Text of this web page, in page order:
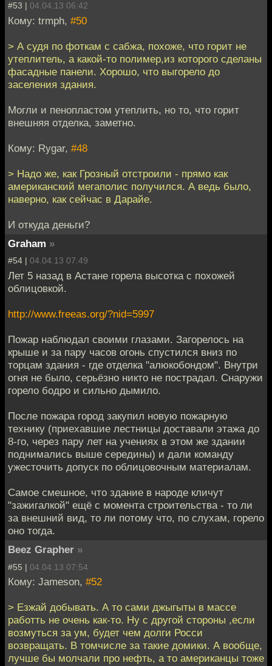
#53 | 04.04.13 06:42
Кому: trmph, #50
> А судя по фоткам с сабжа, похоже, что горит не
утеплитель, а какой-то полимер,из которого сделаны
фасадные панели. Хорошо, что выгорело до
заселения здания.
Могли и пенопластом утеплить, но то, что горит
внешняя отделка, заметно.
Кому: Rygar, #48
> Надо же, как Грозный отстроили - прямо как
американский мегаполис получился. А ведь было,
наверно, как сейчас в Дарайе.
И откуда деньги?
Graham »
#54 | 04.04.13 07:49
Лет 5 назад в Астане горела высотка с похожей
облицовкой.
http://www.freeas.org/?nid=5997
Пожар наблюдал своими глазами. Загорелось на
крыше и за пару часов огонь спустился вниз по
торцам здания - где отделка "алюкобондом". Внутри
огня не было, серьёзно никто не пострадал. Снаружи
горело бодро и сильно дымило.
После пожара город закупил новую пожарную
технику (приехавшие лестницы доставали этажа до
8-го, через пару лет на учениях в этом же здании
поднимались выше середины) и дали команду
ужесточить допуск по облицовочным материалам.
Самое смешное, что здание в народе кличут
"зажигалкой" ещё с момента строительства - то ли
за внешний вид, то ли потому что, по слухам, горело
оно тогда.
Beez Grapher »
#55 | 04.04.13 07:54
Кому: Jameson, #52
> Езжай добывать. А то сами джыгыты в массе
работть не очень как-то. Ну с другой стороны ,если
возмуться за ум, будет чем долги Росси
возвращать. В томчисле за такие домики. А вообще,
лучше бы молчали про нефть, а то американцы тоже